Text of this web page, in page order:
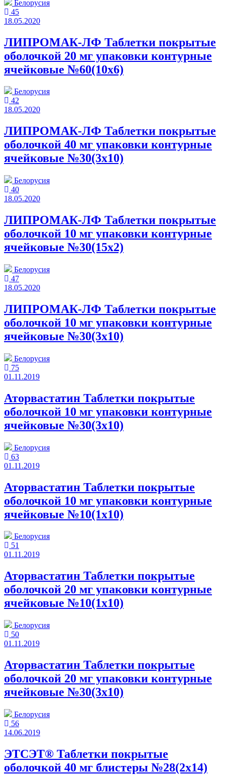
Белорусия
45
18.05.2020
ЛИПРОМАК-ЛФ Таблетки покрытые
оболочкой 20 мг упаковки контурные
ячейковые №60(10x6)
Белорусия
42
18.05.2020
ЛИПРОМАК-ЛФ Таблетки покрытые
оболочкой 40 мг упаковки контурные
ячейковые №30(3x10)
Белорусия
40
18.05.2020
ЛИПРОМАК-ЛФ Таблетки покрытые
оболочкой 10 мг упаковки контурные
ячейковые №30(15x2)
Белорусия
47
18.05.2020
ЛИПРОМАК-ЛФ Таблетки покрытые
оболочкой 10 мг упаковки контурные
ячейковые №30(3x10)
Белорусия
75
01.11.2019
Аторвастатин Таблетки покрытые
оболочкой 10 мг упаковки контурные
ячейковые №30(3x10)
Белорусия
63
01.11.2019
Аторвастатин Таблетки покрытые
оболочкой 10 мг упаковки контурные
ячейковые №10(1x10)
Белорусия
51
01.11.2019
Аторвастатин Таблетки покрытые
оболочкой 20 мг упаковки контурные
ячейковые №10(1x10)
Белорусия
50
01.11.2019
Аторвастатин Таблетки покрытые
оболочкой 20 мг упаковки контурные
ячейковые №30(3x10)
Белорусия
56
14.06.2019
ЭТСЭТ® Таблетки покрытые
оболочкой 40 мг блистеры №28(2x14)